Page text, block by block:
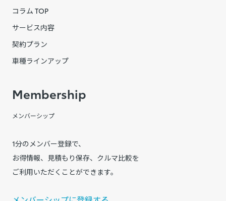
コラム TOP
サービス内容
契約プラン
車種ラインアップ
Membership
メンバーシップ
1分のメンバー登録で、
お得情報、見積もり保存、クルマ比較を
ご利用いただくことができます。